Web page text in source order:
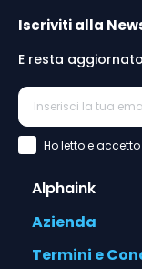
Iscriviti alla
E resta
Accettazione
Ho letto e
Alphaink
Azienda
Termini e